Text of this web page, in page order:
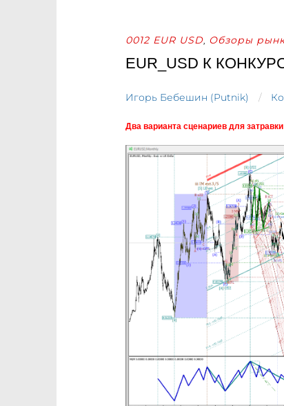
0012 EUR USD, Обзоры
EUR_USD К
Игорь Бебешин (Putnik)
Два варианта сценариев для